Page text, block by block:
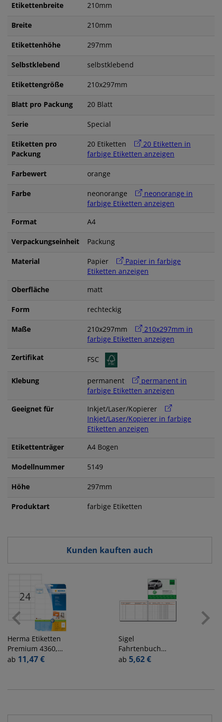
Etikettenbreite 210mm
Breite 210mm
Etikettenhöhe 297mm
Selbstklebend selbstklebend
Etikettengröße 210x297mm
Blatt pro Packung 20 Blatt
Serie Special
Etiketten pro
Packung
20 Etiketten
20 Etiketten in
farbige Etiketten anzeigen
Farbewert orange
Farbe neonorange
neonorange in
farbige Etiketten anzeigen
Format
A4
Verpackungseinheit Packung
Material Papier
Papier in farbige
Etiketten anzeigen
Oberfläche
matt
Form rechteckig
Maße 210x297mm
210x297mm in
farbige Etiketten anzeigen
Zertifikat
FSC
Klebung permanent
permanent in
farbige Etiketten anzeigen
Geeignet für
Inkjet/Laser/Kopierer
Inkjet/Laser/Kopierer in farbige
Etiketten anzeigen
Etikettenträger
A4 Bogen
Modellnummer 5149
Höhe 297mm
Produktart farbige Etiketten
Kunden kauften auch
Herma Etiketten
Premium 4360,
weiß, 70x36mm,
ab 11,47 €
Sigel
Fahrtenbuch
Workflow weiß
ab 5,62 €